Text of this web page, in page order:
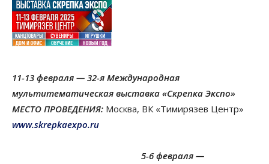
11-13 февраля — 32-я Международная
мультитематическая выставка «Скрепка Экспо»
МЕСТО ПРОВЕДЕНИЯ: Москва, ВК «Тимирязев Центр»
www.skrepkaexpo.ru
5-6 февраля —